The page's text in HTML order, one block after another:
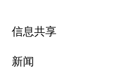
信息共享
新闻